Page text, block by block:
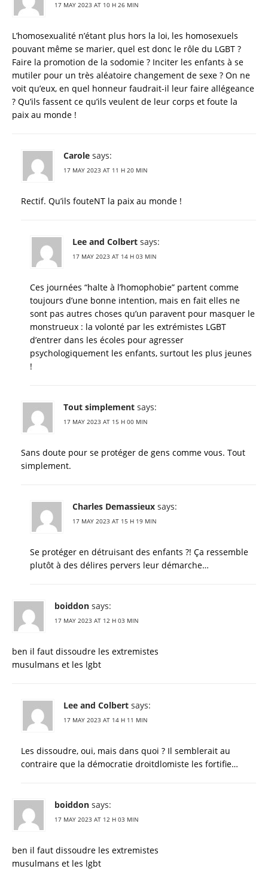
17 MAY 2023 AT 10 H 26 MIN
L’homosexualité n’étant plus hors la loi, les homosexuels
pouvant même se marier, quel est donc le rôle du LGBT ?
Faire la promotion de la sodomie ? Inciter les enfants à se
mutiler pour un très aléatoire changement de sexe ? On ne
voit qu’eux, en quel honneur faudrait-il leur faire allégeance
? Qu’ils fassent ce qu’ils veulent de leur corps et foute la
paix au monde !
Carole says:
17 MAY 2023 AT 11 H 20 MIN
Rectif. Qu’ils fouteNT la paix au monde !
Lee and Colbert says:
17 MAY 2023 AT 14 H 03 MIN
Ces journées “halte à l’homophobie” partent comme
toujours d’une bonne intention, mais en fait elles ne
sont pas autres choses qu’un paravent pour masquer le
monstrueux : la volonté par les extrémistes LGBT
d’entrer dans les écoles pour agresser
psychologiquement les enfants, surtout les plus jeunes
!
Tout simplement says:
17 MAY 2023 AT 15 H 00 MIN
Sans doute pour se protéger de gens comme vous. Tout
simplement.
Charles Demassieux says:
17 MAY 2023 AT 15 H 19 MIN
Se protéger en détruisant des enfants ?! Ça ressemble
plutôt à des délires pervers leur démarche…
boiddon says:
17 MAY 2023 AT 12 H 03 MIN
ben il faut dissoudre les extremistes
musulmans et les lgbt
Lee and Colbert says:
17 MAY 2023 AT 14 H 11 MIN
Les dissoudre, oui, mais dans quoi ? Il semblerait au
contraire que la démocratie droitdlomiste les fortifie…
boiddon says:
17 MAY 2023 AT 12 H 03 MIN
ben il faut dissoudre les extremistes
musulmans et les lgbt